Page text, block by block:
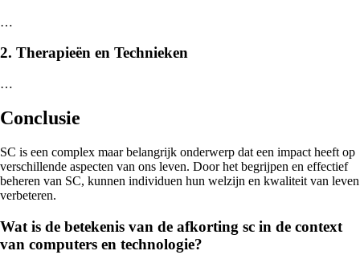
…
2. Therapieën en Technieken
…
Conclusie
SC is een complex maar belangrijk onderwerp dat een impact heeft op
verschillende aspecten van ons leven. Door het begrijpen en effectief
beheren van SC, kunnen individuen hun welzijn en kwaliteit van leven
verbeteren.
Wat is de betekenis van de afkorting sc in de context
van computers en technologie?